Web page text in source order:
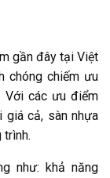
gần đây tại Việt
chóng chiếm ưu
Với các ưu điểm
cả, sàn nhựa
trình.
như: khả năng